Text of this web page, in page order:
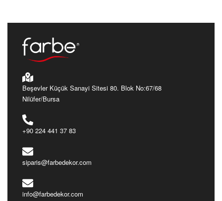
Beşevler Küçük Sanayi Sitesi 80. Blok No:67/68
Nilüfer/Bursa
+90 224 441 37 83
siparis@farbedekor.com
info@farbedekor.com